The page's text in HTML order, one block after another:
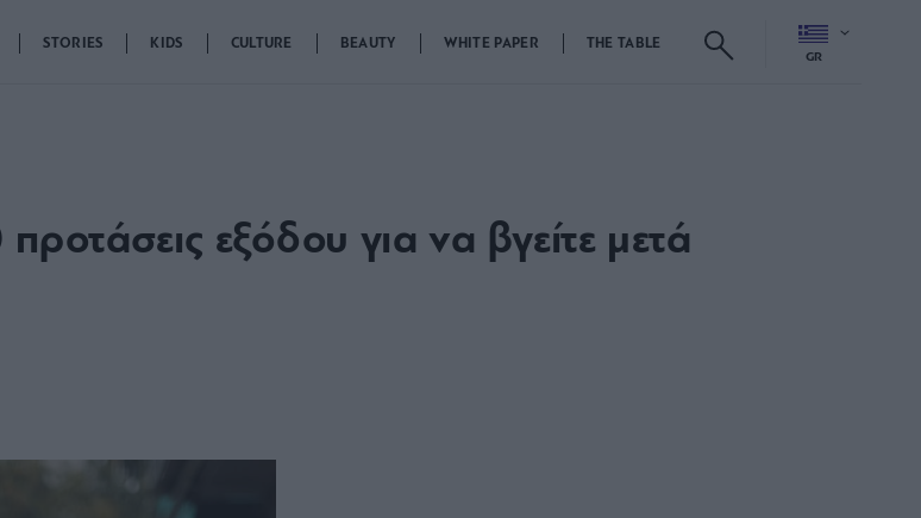
STORIES KIDS CULTURE BEAUTY WHITE PAPER THE TABLE
GR
εξόδου για να βγείτε μετά